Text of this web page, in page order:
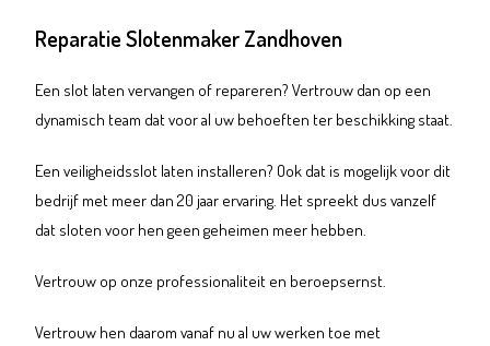
Reparatie Slotenmaker Zandhoven
Een slot laten vervangen of repareren? Vertrouw dan op een
dynamisch team dat voor al uw behoeften ter beschikking staat.
Een veiligheidsslot laten installeren? Ook dat is mogelijk voor dit
bedrijf met meer dan 20 jaar ervaring. Het spreekt dus vanzelf
dat sloten voor hen geen geheimen meer hebben.
Vertrouw op onze professionaliteit en beroepsernst.
Vertrouw hen daarom vanaf nu al uw werken toe met